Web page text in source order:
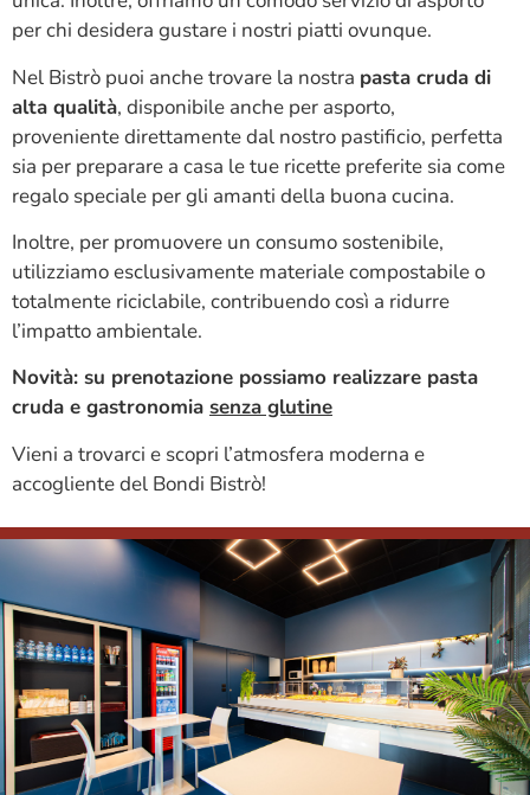
per chi desidera gustare i nostri piatti ovunque.
Nel Bistrò puoi anche trovare la nostra pasta cruda di
alta qualità, disponibile anche per asporto,
proveniente direttamente dal nostro pastificio, perfetta
sia per preparare a casa le tue ricette preferite sia come
regalo speciale per gli amanti della buona cucina.
Inoltre, per promuovere un consumo sostenibile,
utilizziamo esclusivamente materiale compostabile o
totalmente riciclabile, contribuendo così a ridurre
l’impatto ambientale.
Novità: su prenotazione possiamo realizzare pasta
cruda e gastronomia senza glutine
Vieni a trovarci e scopri l’atmosfera moderna e
accogliente del Bondi Bistrò!